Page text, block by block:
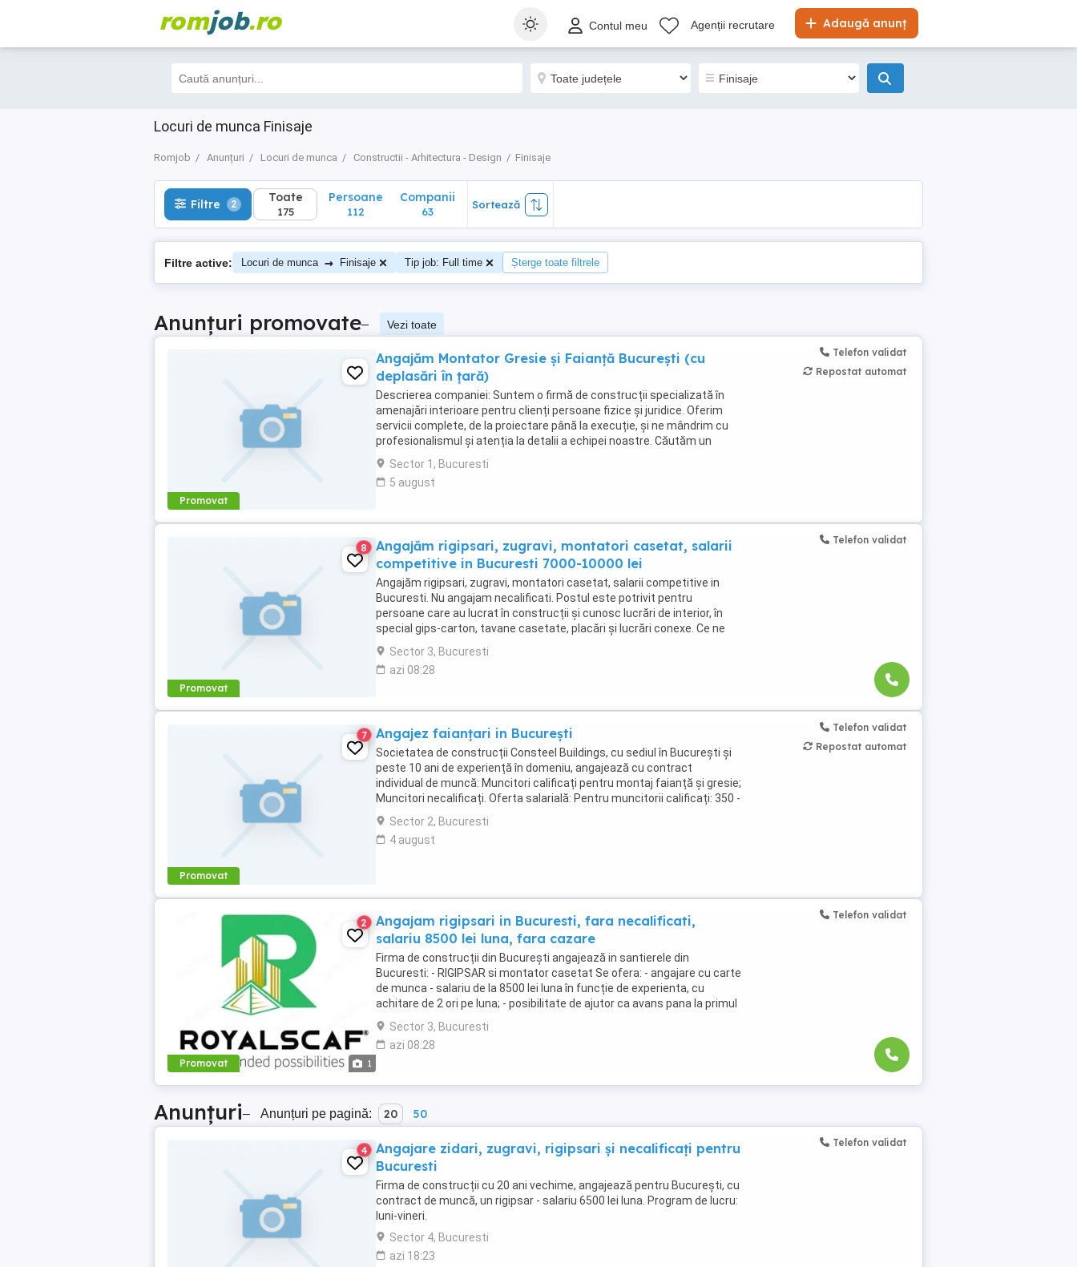
romjob.ro Adaugă anunț
Contul meu Agenții recrutare
Locuri de munca Finisaje
Romjob Anunțuri Locuri de munca Constructii - Arhitectura - Design Finisaje
Filtre 2 Toate
175
Filtre 2 Toate
175
Persoane
112
Companii
63
Sortează
Filtre active: Locuri de munca → Finisaje Tip job: Full time Șterge toate filtrele
Anunțuri promovate– Vezi toate
Promovat
Angajăm Montator Gresie și Faianță București (cu
deplasări în țară)
Descrierea companiei: Suntem o firmă de construcții specializată în
amenajări interioare pentru clienți persoane fizice și juridice. Oferim
servicii complete, de la proiectare până la execuție, și ne mândrim cu
profesionalismul și atenția la detalii a echipei noastre. Căutăm un
montator de gresie și ...
Sector 1, Bucuresti
5 august
Telefon validat
Repostat automat
Promovat
8
Angajăm rigipsari, zugravi, montatori casetat, salarii
competitive in Bucuresti 7000-10000 lei
Angajăm rigipsari, zugravi, montatori casetat, salarii competitive in
Bucuresti. Nu angajam necalificati. Postul este potrivit pentru
persoane care au lucrat în construcții și cunosc lucrări de interior, în
special gips-carton, tavane casetate, placări și lucrări conexe. Ce ne
interesează: experiență ...
Sector 3, Bucuresti
azi 08:28
Telefon validat
Promovat
7 Angajez faianțari in București
Societatea de construcții Consteel Buildings, cu sediul în București și
peste 10 ani de experiență în domeniu, angajează cu contract
individual de muncă: Muncitori calificați pentru montaj faianță și gresie;
Muncitori necalificați. Oferta salarială: Pentru muncitorii calificați: 350 -
400 lei pe ...
Sector 2, Bucuresti
4 august
Telefon validat
Repostat automat
Promovat 1
2
Angajam rigipsari in Bucuresti, fara necalificati,
salariu 8500 lei luna, fara cazare
Firma de construcții din București angajează in santierele din
Bucuresti: - RIGIPSAR si montator casetat Se ofera: - angajare cu carte
de munca - salariu de la 8500 lei luna în funcție de experienta, cu
achitare de 2 ori pe luna; - posibilitate de ajutor ca avans pana la primul
salariu sau intre salarii; - ...
Sector 3, Bucuresti
azi 08:28
Telefon validat
Anunțuri– Anunțuri pe pagină: 20 50
4
Angajare zidari, zugravi, rigipsari și necalificați pentru
Bucuresti
Firma de construcții cu 20 ani vechime, angajează pentru București, cu
contract de muncă, un rigipsar - salariu 6500 lei luna. Program de lucru:
luni-vineri.
Sector 4, Bucuresti
azi 18:23
Telefon validat